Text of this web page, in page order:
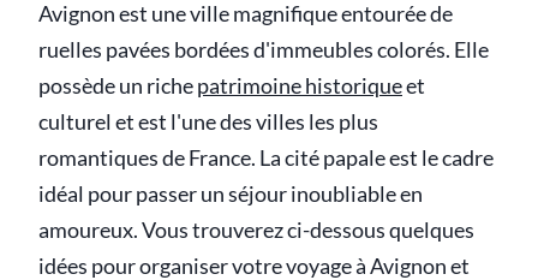
Avignon est une ville magnifique entourée de
ruelles pavées bordées d'immeubles colorés. Elle
possède un richepatrimoine historiqueet
culturel et est l'une des villes les plus
romantiques de France. La cité papale est le cadre
idéal pour passer un séjour inoubliable en
amoureux. Vous trouverez ci-dessous quelques
idées pour organiser votre voyage à Avignon et